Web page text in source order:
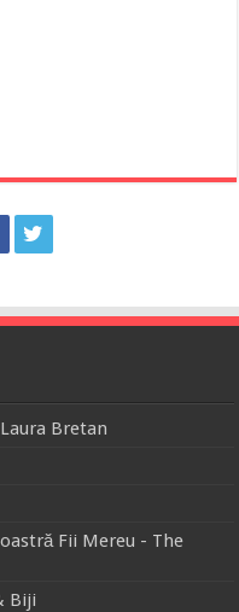
Bretan
Fii Mereu - The
Biji